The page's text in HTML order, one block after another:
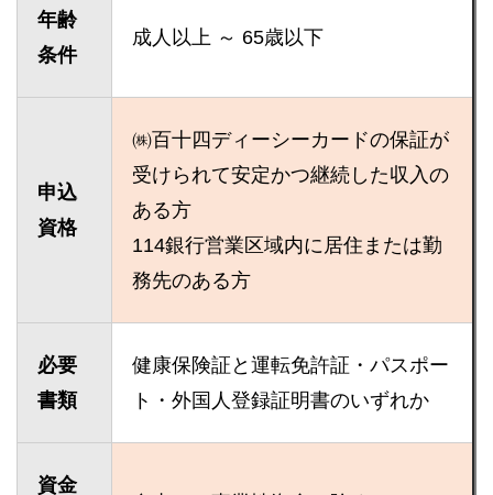
年齢
条件
成人以上 ～ 65歳以下
申込
資格
㈱百十四ディーシーカードの保証が
受けられて安定かつ継続した収入の
ある方
114銀行営業区域内に居住または勤
務先のある方
必要
書類
健康保険証と運転免許証・パスポー
ト・外国人登録証明書のいずれか
資金